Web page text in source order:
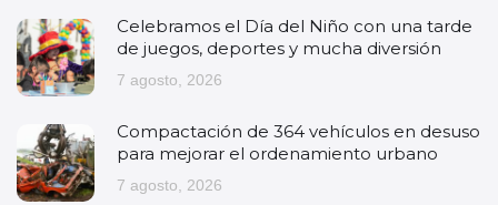
Celebramos el Día del Niño con una tarde
de juegos, deportes y mucha diversión
7 agosto, 2026
Compactación de 364 vehículos en desuso
para mejorar el ordenamiento urbano
7 agosto, 2026